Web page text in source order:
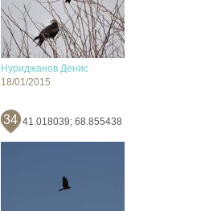
Нуриджанов Денис
18/01/2015
34 41.018039; 68.855438